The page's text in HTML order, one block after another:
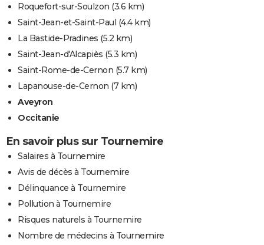
Roquefort-sur-Soulzon (3.6 km)
Saint-Jean-et-Saint-Paul (4.4 km)
La Bastide-Pradines (5.2 km)
Saint-Jean-d'Alcapiès (5.3 km)
Saint-Rome-de-Cernon (5.7 km)
Lapanouse-de-Cernon (7 km)
Aveyron
Occitanie
En savoir plus sur Tournemire
Salaires à Tournemire
Avis de décès à Tournemire
Délinquance à Tournemire
Pollution à Tournemire
Risques naturels à Tournemire
Nombre de médecins à Tournemire